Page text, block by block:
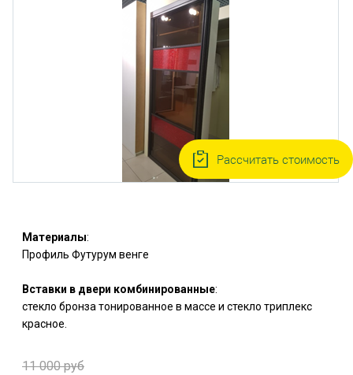
Материалы:
Профиль Футурум венге
Вставки в двери комбинированные:
стекло бронза тонированное в массе и стекло триплекс
красное.
11 000 руб
Рассчитать стоимость